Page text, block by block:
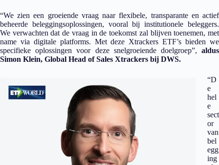
“We zien een groeiende vraag naar flexibele, transparante en actief
beheerde beleggingsoplossingen, vooral bij institutionele beleggers.
We verwachten dat de vraag in de toekomst zal blijven toenemen, met
name via digitale platforms. Met deze Xtrackers ETF’s bieden we
specifieke oplossingen voor deze snelgroeiende doelgroep”, aldus
Simon Klein, Global Head of Sales Xtrackers bij DWS.
“D
e
hel
e
sect
or
van
bel
egg
ing